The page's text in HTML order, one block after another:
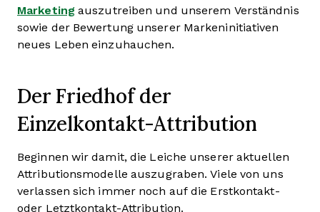
Marketing auszutreiben und unserem Verständnis
sowie der Bewertung unserer Markeninitiativen
neues Leben einzuhauchen.
Der Friedhof der
Einzelkontakt-Attribution
Beginnen wir damit, die Leiche unserer aktuellen
Attributionsmodelle auszugraben. Viele von uns
verlassen sich immer noch auf die Erstkontakt-
oder Letztkontakt-Attribution.